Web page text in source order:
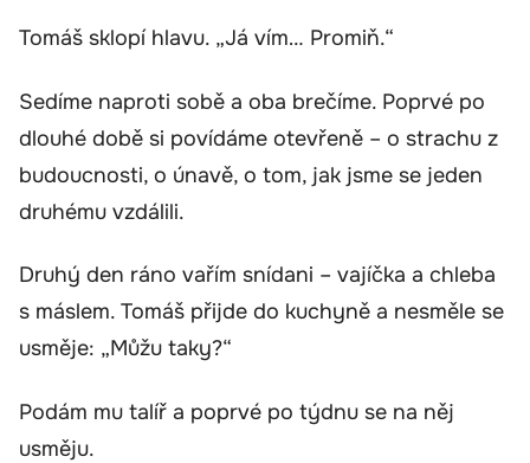
Tomáš sklopí hlavu. „Já vím… Promiň.“
Sedíme naproti sobě a oba brečíme. Poprvé po
dlouhé době si povídáme otevřeně – o strachu z
budoucnosti, o únavě, o tom, jak jsme se jeden
druhému vzdálili.
Druhý den ráno vařím snídani – vajíčka a chleba
s máslem. Tomáš přijde do kuchyně a nesměle se
usměje: „Můžu taky?“
Podám mu talíř a poprvé po týdnu se na něj
usměju.